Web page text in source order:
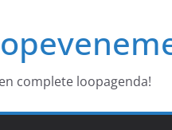
complete loopagenda!